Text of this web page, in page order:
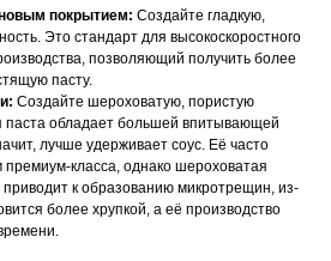
покрытием: Создайте гладкую,
Это стандарт для высокоскоростного
позволяющий получить более
пасту.
Создайте шероховатую, пористую
паста обладает большей впитывающей
лучше удерживает соус. Её часто
премиум-класса, однако шероховатая
приводит к образованию микротрещин, из-
более хрупкой, а её производство